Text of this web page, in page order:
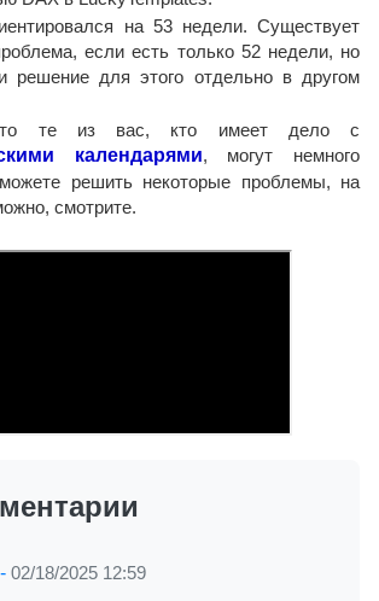
на 53 недели. Существует
если есть только 52 недели, но
решение для этого отдельно в другом
те из вас, кто имеет дело с
календарями, могут немного
решить некоторые проблемы, на
смотрите.
- 02/18/2025 12:59